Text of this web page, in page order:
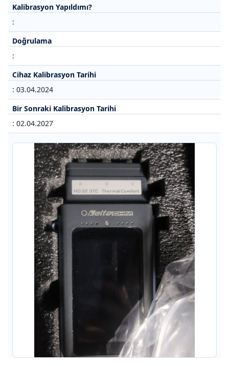
Kalibrasyon Yapıldımı?
:
Doğrulama
:
Cihaz Kalibrasyon Tarihi
: 03.04.2024
Bir Sonraki Kalibrasyon Tarihi
: 02.04.2027